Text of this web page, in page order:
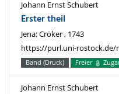
Johann Ernst Schubert
Erster theil
Jena: Cröker , 1743
https://purl.uni-rostock.de/
Band (Druck) Freier
Johann Ernst Schubert